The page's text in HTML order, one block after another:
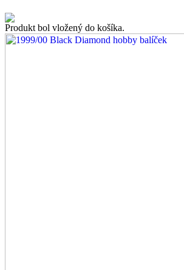
Produkt bol vložený do košíka.